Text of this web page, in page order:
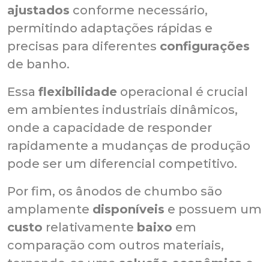
ajustados conforme necessário,
permitindo adaptações rápidas e
precisas para diferentes configurações
de banho.
Essa flexibilidade operacional é crucial
em ambientes industriais dinâmicos,
onde a capacidade de responder
rapidamente a mudanças de produção
pode ser um diferencial competitivo.
Por fim, os ânodos de chumbo são
amplamente disponíveis e possuem um
custo relativamente baixo em
comparação com outros materiais,